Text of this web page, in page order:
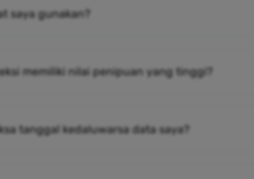
saya gunakan?
memiliki nilai penipuan yang tinggi?
tanggal kedaluwarsa data saya?